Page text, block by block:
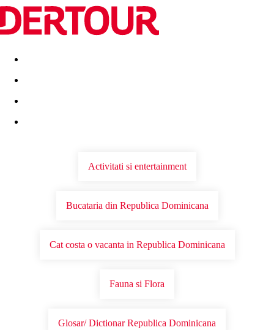
Destinatii Vacanta perfecta OFERTE DE NERATAT
Activitati si entertainment
Bucataria din Republica Dominicana
Cat costa o vacanta in Republica Dominicana
Fauna si Flora
Glosar/ Dictionar Republica Dominicana